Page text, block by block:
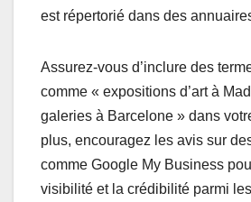
est répertorié dans des
Assurez-vous d’inclure des
comme « expositions d’art à
galeries à Barcelone » dans
plus, encouragez les avis sur
comme Google My Business
visibilité et la crédibilité parmi